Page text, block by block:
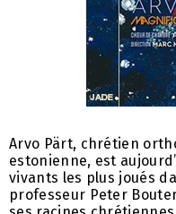
Arvo Pärt, chrétien
estonienne, est
vivants les plus joués
professeur Peter